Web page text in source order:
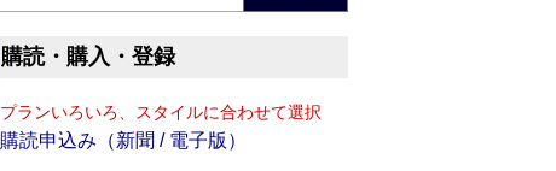
購読・購入・登録
プランいろいろ、スタイルに合わせて選択
購読申込み（新聞 / 電子版）